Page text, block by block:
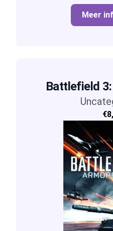
Meer
Battlefield 3: